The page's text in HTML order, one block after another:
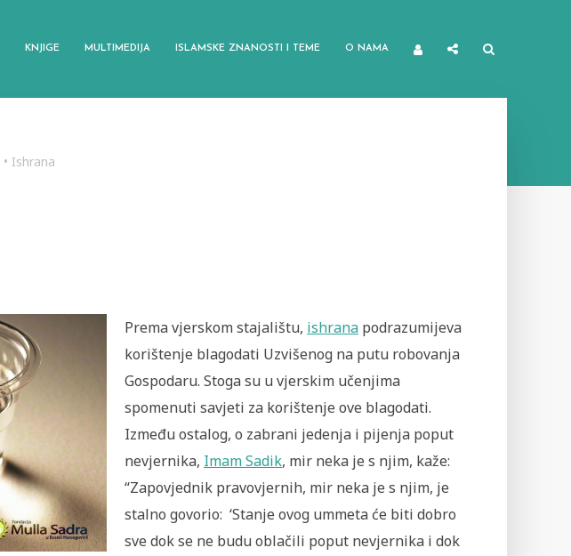
KNJIGE MULTIMEDIJA ISLAMSKE ZNANOSTI I TEME O NAMA
• Ishrana
Prema vjerskom stajalištu, ishrana podrazumijeva
korištenje blagodati Uzvišenog na putu robovanja
Gospodaru. Stoga su u vjerskim učenjima
spomenuti savjeti za korištenje ove blagodati.
Između ostalog, o zabrani jedenja i pijenja poput
nevjernika, Imam Sadik, mir neka je s njim, kaže:
“Zapovjednik pravovjernih, mir neka je s njim, je
stalno govorio: ‘Stanje ovog ummeta će biti dobro
sve dok se ne budu oblačili poput nevjernika i dok